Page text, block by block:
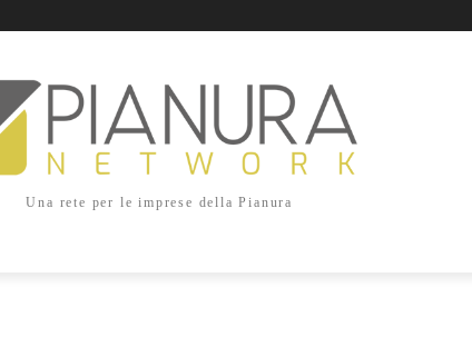
Una rete per le imprese della Pianura